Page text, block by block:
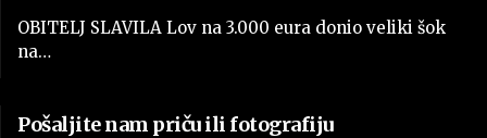
OBITELJ SLAVILA Lov na 3.000 eura donio veliki šok
na…
Pošaljite nam priču ili fotografiju